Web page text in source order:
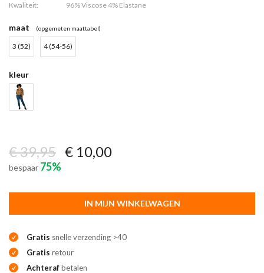
Kwaliteit:
96% Viscose 4% Elastane
maat (opgemeten maattabel)
3 (52) 4 (54-56)
kleur
€ 39,95 € 10,00
bespaar 75%
IN MIJN WINKELWAGEN
Gratis snelle verzending >40
Gratis retour
Achterafbetalen